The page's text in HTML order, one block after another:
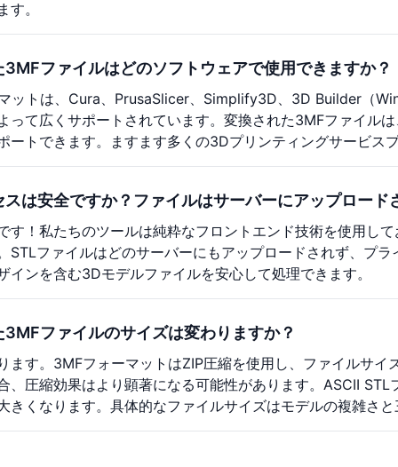
す。
3MFファイルはどのソフトウェアで使用できますか？
ットは、Cura、PrusaSlicer、Simplify3D、3D Builder（
って広くサポートされています。変換された3MFファイル
ートできます。ますます多くの3Dプリンティングサービス
は安全ですか？ファイルはサーバーにアップロード
す！私たちのツールは純粋なフロントエンド技術を使用し
STLファイルはどのサーバーにもアップロードされず、プ
インを含む3Dモデルファイルを安心して処理できます。
3MFファイルのサイズは変わりますか？
ます。3MFフォーマットはZIP圧縮を使用し、ファイルサ
、圧縮効果はより顕著になる可能性があります。ASCII
きくなります。具体的なファイルサイズはモデルの複雑さと